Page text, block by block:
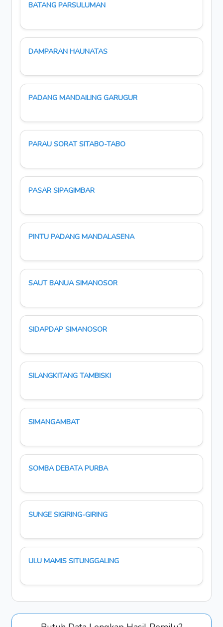
BATANG PARSULUMAN
DAMPARAN HAUNATAS
PADANG MANDAILING GARUGUR
PARAU SORAT SITABO-TABO
PASAR SIPAGIMBAR
PINTU PADANG MANDALASENA
SAUT BANUA SIMANOSOR
SIDAPDAP SIMANOSOR
SILANGKITANG TAMBISKI
SIMANGAMBAT
SOMBA DEBATA PURBA
SUNGE SIGIRING-GIRING
ULU MAMIS SITUNGGALING